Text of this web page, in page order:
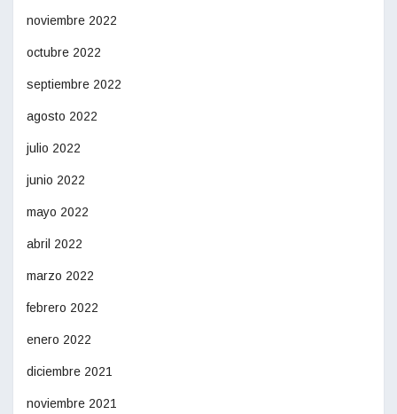
noviembre 2022
octubre 2022
septiembre 2022
agosto 2022
julio 2022
junio 2022
mayo 2022
abril 2022
marzo 2022
febrero 2022
enero 2022
diciembre 2021
noviembre 2021